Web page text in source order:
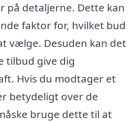
på detaljerne. Dette kan
faktor for, hvilket bud
vælge. Desuden kan det
tilbud give dig
Hvis du modtager et
betydeligt over de
bruge dette til at